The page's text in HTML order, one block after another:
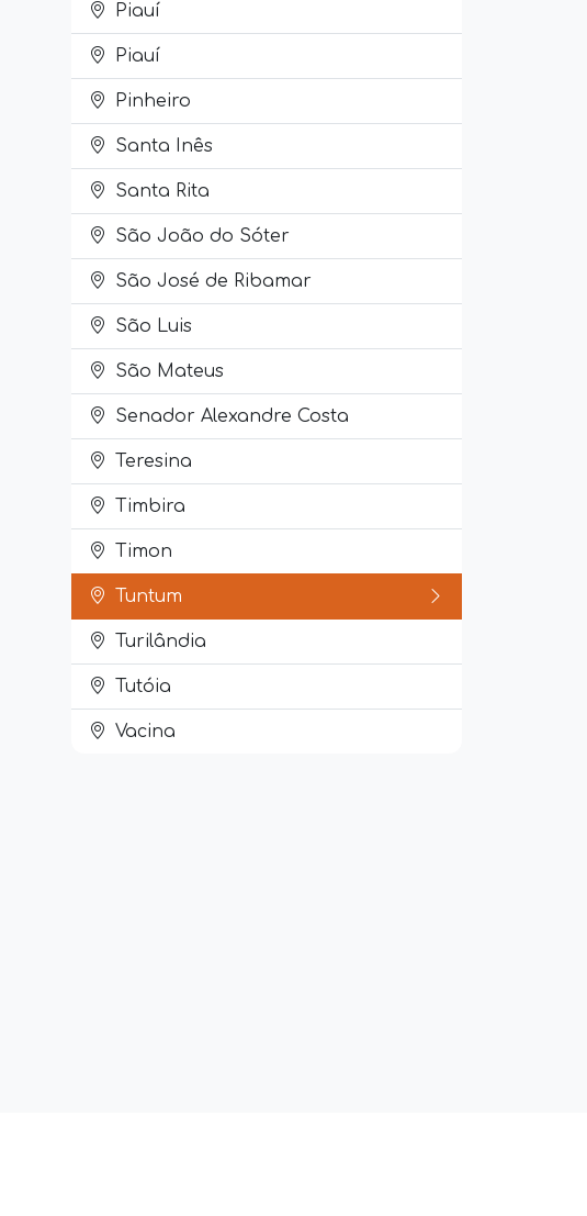
Piauí
Piauí
Pinheiro
Santa Inês
Santa Rita
São João do Sóter
São José de Ribamar
São Luis
São Mateus
Senador Alexandre Costa
Teresina
Timbira
Timon
Tuntum
Turilândia
Tutóia
Vacina